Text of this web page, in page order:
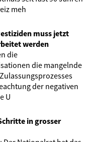
meh
muss jetzt
werden
die
die mangelnde
der negativen
U
in grosser